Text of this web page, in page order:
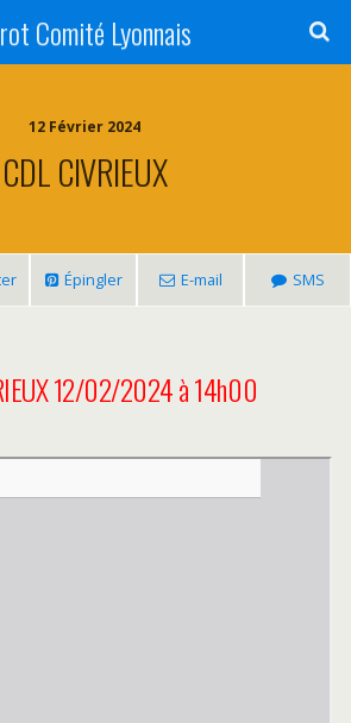
Comité Lyonnais
12 Février 2024
CDL CIVRIEUX
Épingler E-mail SMS
12/02/2024 à 14h00